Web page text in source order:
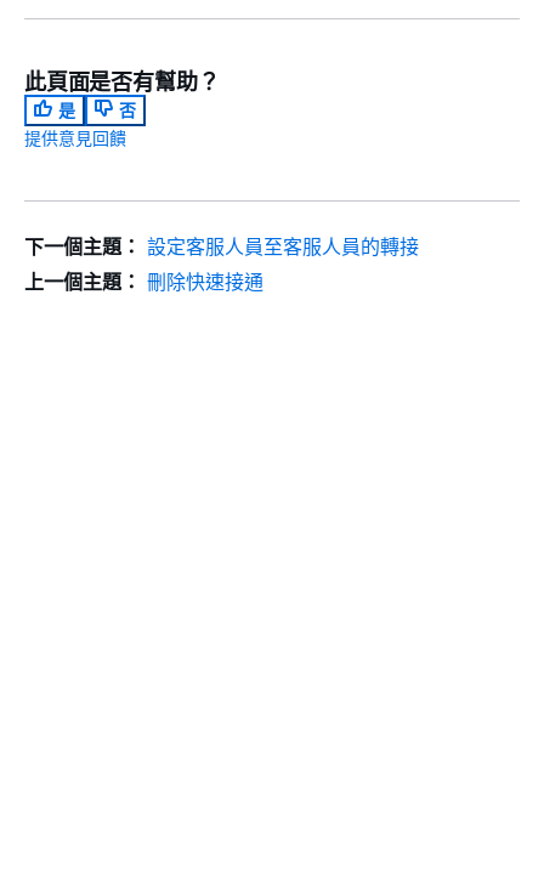
此頁面是否有幫助？
是
否
提供意見回饋
下一個主題： 設定客服人員至客服人員的轉接
上一個主題： 刪除快速接通